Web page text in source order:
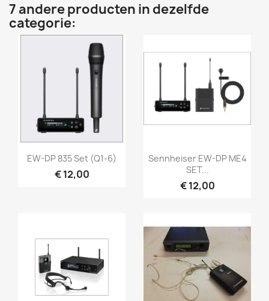
7 andere producten in dezelfde
categorie:
Snel bekijken
EW-DP 835 Set (Q1-6)
€ 12,00
Snel bekijken
Sennheiser EW-DP ME4
SET...
€ 12,00